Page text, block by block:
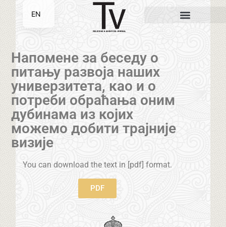
Напомене за беседу о
питању развоја наших
универзитета, као и о
потреби обраћања оним
дубинама из којих
можемо добити трајније
визије
You can download the text in [pdf] format.
PDF
EN
SR